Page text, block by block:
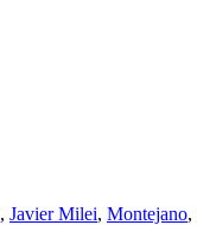
, Javier Milei, Montejano,